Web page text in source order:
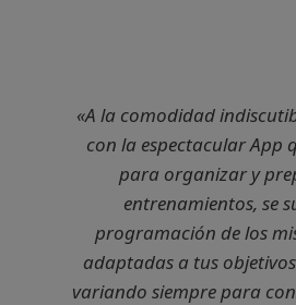
«A la comodidad
con la espectacular App
para organizar y
entrenamientos, se
programación de los
adaptadas a tus
variando siempre para